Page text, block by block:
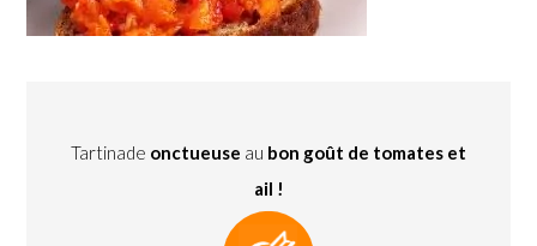
Tartinade onctueuse au bon goût de tomates et
ail !